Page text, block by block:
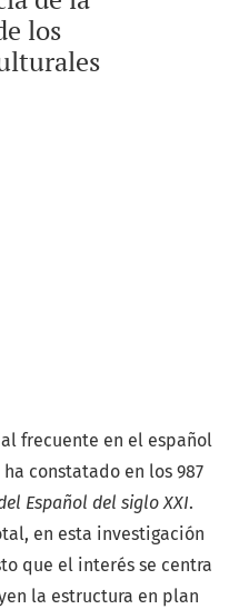
los
frecuente en el español
constatado en los 987
Español del siglo XXI.
en esta investigación
que el interés se centra
la estructura en plan